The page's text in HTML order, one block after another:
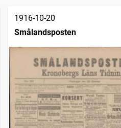
1916-10-20
Smålandsposten